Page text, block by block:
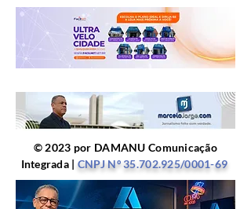
© 2023 por DAMANU Comunicação
Integrada | CNPJ Nº35.702.925/0001-69